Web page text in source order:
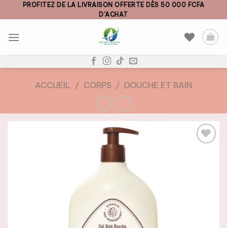
to
PROFITEZ DE LA LIVRAISON OFFERTE DÈS 50 000 FCFA
D’ACHAT
ACCUEIL / CORPS / DOUCHE ET BAIN